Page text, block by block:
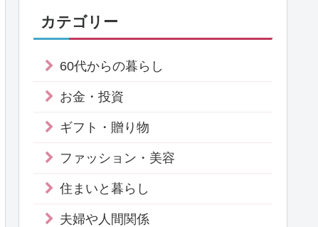
カテゴリー
60代からの暮らし
お金・投資
ギフト・贈り物
ファッション・美容
住まいと暮らし
夫婦や人間関係